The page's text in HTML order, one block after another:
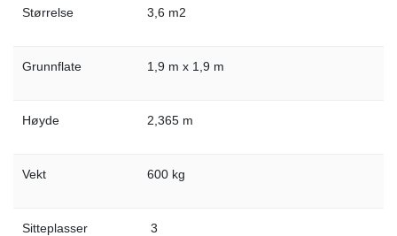
Størrelse 3,6 m2
Grunnflate 1,9 m x 1,9 m
Høyde 2,365 m
Vekt 600 kg
Sitteplasser 3